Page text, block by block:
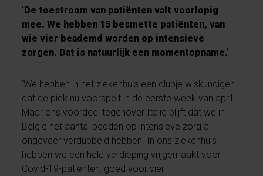
‘De toestroom van patiënten valt voorlopig
mee. We hebben 15 besmette patiënten, van
wie vier beademd worden op intensieve
zorgen. Dat is natuurlijk een momentopname.’
‘We hebben in het ziekenhuis een clubje wiskundigen
dat de piek nu voorspelt in de eerste week van april.
Maar ons voordeel tegenover Italië blijft dat we in
België het aantal bedden op intensieve zorg al
ongeveer verdubbeld hebben. In ons ziekenhuis
hebben we een hele verdieping vrijgemaakt voor
Covid-19-patiënten: goed voor vier